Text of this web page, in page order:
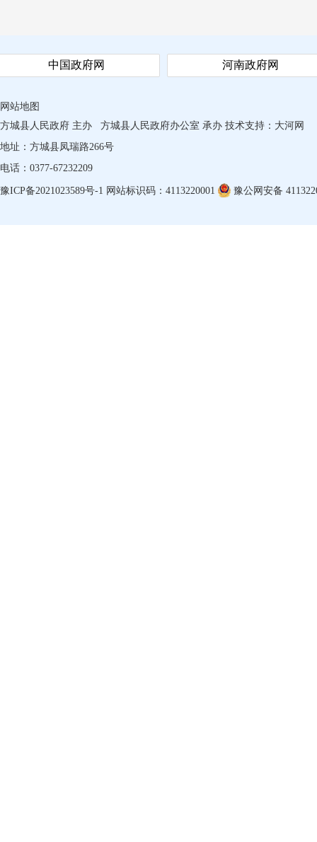
中国政府网 河南政府网
网站地图
方城县人民政府 主办
方城县人民政府办公室 承办 技术支持： 大河网
地址：方城县凤瑞路266号
电话：0377-67232209
豫ICP备2021023589号-1 网站标识码：4113220001 豫公网安备